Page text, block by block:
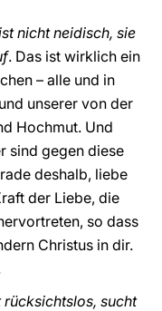
nicht neidisch, sie
. Das ist wirklich ein
– alle und in
unserer von der
Hochmut. Und
sind gegen diese
deshalb, liebe
der Liebe, die
so dass
Christus in dir.
sucht